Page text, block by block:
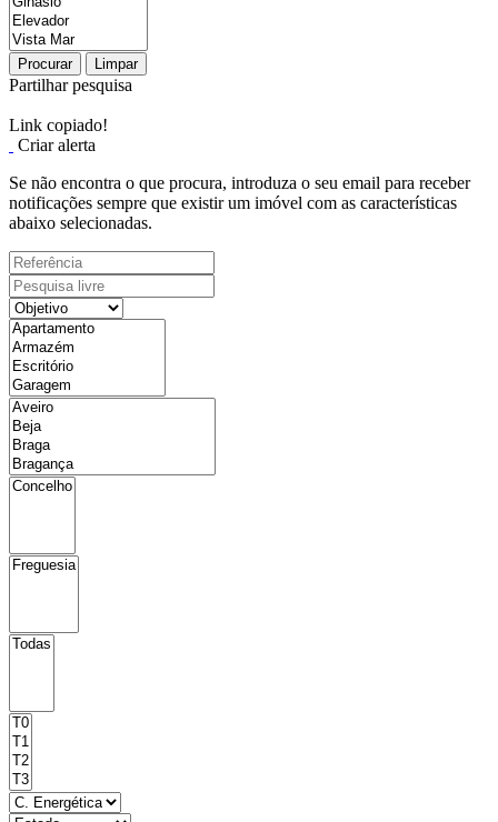
Procurar Limpar
Partilhar pesquisa
Link copiado!
Criar alerta
Se não encontra o que procura, introduza o seu email para receber
notificações sempre que existir um imóvel com as características
abaixo selecionadas.